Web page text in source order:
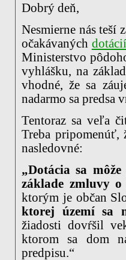
Dobrý deň,
Nesmierne nás teší
očakávaných
Ministerstvo
vyhlášku, na
vhodné, že sa
nadarmo sa predsa
Tentoraz sa veľa
Treba pripomenúť,
nasledovné:
„Dotácia sa
základe zmluvy
ktorým je občan
ktorej území sa
žiadosti dovŕšil
ktorom sa dom
predpisu.“